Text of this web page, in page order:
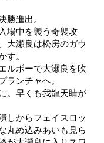
勝進出。
場中を襲う奇襲攻
大瀬良は松房のガウ
す。
ルボーで大瀬良を吹
ランチャへ。
。早くも我龍天睛が
しからフェイスロッ
丸め込みあいも見ら